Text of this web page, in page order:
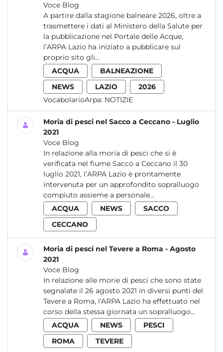
Voce Blog
A partire dalla stagione balneare 2026, oltre a
trasmettere i dati al Ministero della Salute per
la pubblicazione nel Portale delle Acque,
l’ARPA Lazio ha iniziato a pubblicare sul
proprio sito gli...
ACQUA
BALNEAZIONE
NEWS
LAZIO
2026
VocabolarioArpa: NOTIZIE
Moria di pesci nel Sacco a Ceccano - Luglio
2021
Voce Blog
In relazione alla moria di pesci che si è
verificata nel fiume Sacco a Ceccano il 30
luglio 2021, l’ARPA Lazio è prontamente
intervenuta per un approfondito sopralluogo
compiuto assieme a personale...
ACQUA
NEWS
SACCO
CECCANO
Moria di pesci nel Tevere a Roma - Agosto
2021
Voce Blog
In relazione alle morie di pesci che sono state
segnalate il 26 agosto 2021 in diversi punti del
Tevere a Roma, l'ARPA Lazio ha effettuato nel
corso della stessa giornata un sopralluogo...
ACQUA
NEWS
PESCI
ROMA
TEVERE